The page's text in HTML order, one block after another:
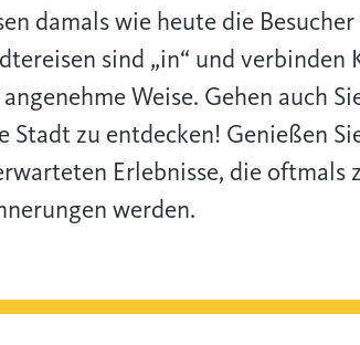
damals wie heute die
sind „in“ und verbinden
Weise. Gehen auch
Stadt zu entdecken! Genießen
Erlebnisse, die oftmals
werden.